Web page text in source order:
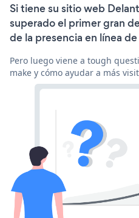
Si tiene su sitio web
superado el primer gran
de la presencia en línea
Pero luego viene a tough
make y cómo ayudar a más